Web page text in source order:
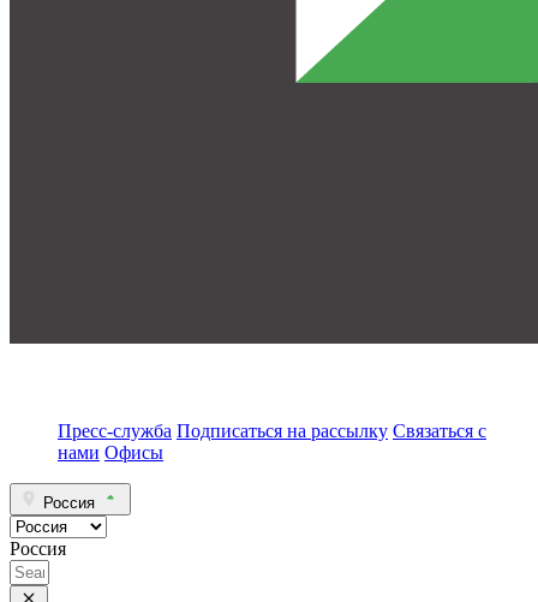
Пресс-служба Подписаться на рассылку Связаться с
нами Офисы
Россия
Россия